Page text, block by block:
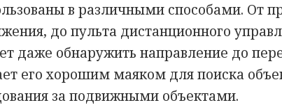
в различными способами. От
до пульта дистанционного
даже обнаружить направление до
его хорошим маяком для поиска
за подвижными объектами.